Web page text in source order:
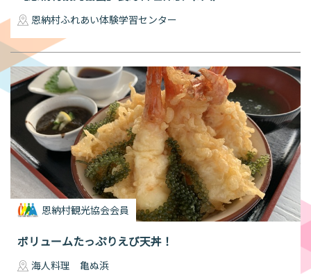
恩納村ふれあい体験学習センター
恩納村観光協会会員
ボリュームたっぷりえび天丼！
海人料理 亀ぬ浜